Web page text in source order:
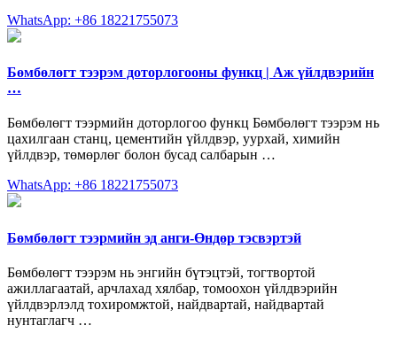
WhatsApp: +86 18221755073
Бөмбөлөгт тээрэм доторлогооны функц | Аж үйлдвэрийн
…
Бөмбөлөгт тээрмийн доторлогоо функц Бөмбөлөгт тээрэм нь
цахилгаан станц, цементийн үйлдвэр, уурхай, химийн
үйлдвэр, төмөрлөг болон бусад салбарын …
WhatsApp: +86 18221755073
Бөмбөлөгт тээрмийн эд анги-Өндөр тэсвэртэй
Бөмбөлөгт тээрэм нь энгийн бүтэцтэй, тогтвортой
ажиллагаатай, арчлахад хялбар, томоохон үйлдвэрийн
үйлдвэрлэлд тохиромжтой, найдвартай, найдвартай
нунтаглагч …